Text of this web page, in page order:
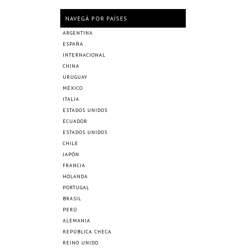
NAVEGÁ POR PAÍSES
ARGENTINA
ESPAÑA
INTERNACIONAL
CHINA
URUGUAY
MÉXICO
ITALIA
ESTADOS UNIDOS
ECUADOR
ESTADOS UNIDOS
CHILE
JAPÓN
FRANCIA
HOLANDA
PORTUGAL
BRASIL
PERÚ
ALEMANIA
REPÚBLICA CHECA
REINO UNIDO